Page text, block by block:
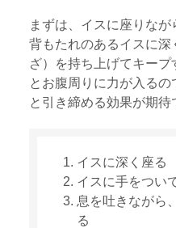
まずは、イスに座りなが
背もたれのあるイスに
ざ）を持ち上げてキー
とお腹周りに力が入る
と引き締める効果が期待
イスに深く座る
イスに手をつい
息を吐きながら
る